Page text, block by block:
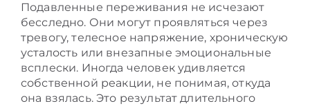
Подавленные переживания не исчезают
бесследно. Они могут проявляться через
тревогу, телесное напряжение, хроническую
усталость или внезапные эмоциональные
всплески. Иногда человек удивляется
собственной реакции, не понимая, откуда
она взялась. Это результат длительного